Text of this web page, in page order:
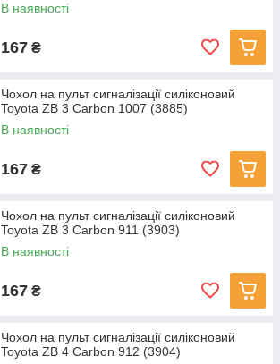
В наявності
167 ₴
Чохол на пульт сигналізації силіконовий
Toyota ZB 3 Carbon 1007 (3885)
В наявності
167 ₴
Чохол на пульт сигналізації силіконовий
Toyota ZB 3 Carbon 911 (3903)
В наявності
167 ₴
Чохол на пульт сигналізації силіконовий
Toyota ZB 4 Carbon 912 (3904)